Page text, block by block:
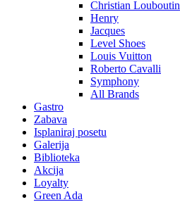
Christian Louboutin
Henry
Jacques
Level Shoes
Louis Vuitton
Roberto Cavalli
Symphony
All Brands
Gastro
Zabava
Isplaniraj posetu
Galerija
Biblioteka
Akcija
Loyalty
Green Ada